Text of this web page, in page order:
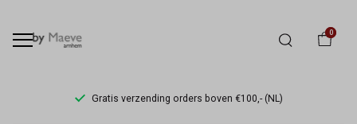
0
Gratis verzending orders boven €100,- (NL)